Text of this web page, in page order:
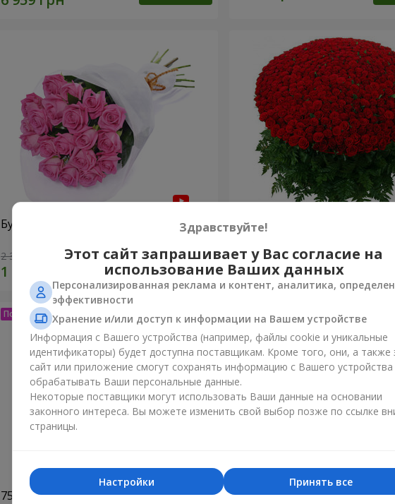
Букет из роз "Быть с тобой"
2 374 грн Заказать
1000 роз!
120 832 грн
75 белых роз Роза красная (поштучно)
Здравствуйте!
Этот сайт запрашивает у Вас согласие на
использование Ваших данных
Персонализированная реклама и контент, аналитика,
эффективности
Хранение и/или доступ к информации на Вашем устройстве
Информация с Вашего устройства (например, файлы cookie и уникальные
идентификаторы) будет доступна поставщикам. Кроме того, они, а также
сайт или приложение смогут сохранять информацию с Вашего устройства
обрабатывать Ваши персональные данные.
Некоторые поставщики могут использовать Ваши данные на основании
законного интереса. Вы можете изменить свой выбор позже по ссылке
страницы.
Принять все
Настройки